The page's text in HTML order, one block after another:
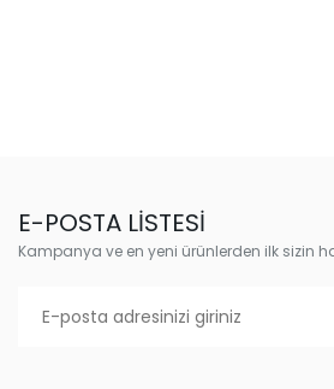
E-POSTA LİSTESİ
Kampanya ve en yeni ürünlerden ilk sizin